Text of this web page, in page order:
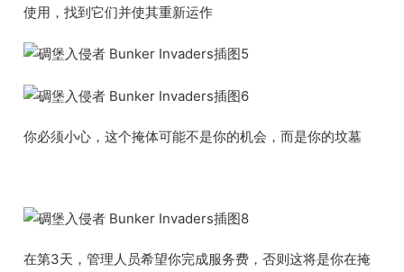
使用，找到它们并使其重新运作
你必须小心，这个掩体可能不是你的机会，而是你的坟墓
在第3天，管理人员希望你完成服务费，否则这将是你在掩